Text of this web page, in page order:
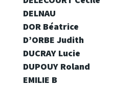
DELNAU
DOR Béatrice
D’ORBE Judith
DUCRAY Lucie
DUPOUY Roland
EMILIE B